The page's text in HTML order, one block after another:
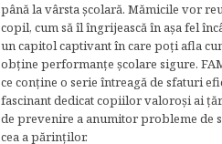
până la vârsta şcolară. Mămicile vor
copil, cum să îl îngrijească în aşa fel
un capitol captivant în care poţi afla
obţine performanţe şcolare sigure.
ce conţine o serie întreagă de sfaturi
fascinant dedicat copiilor valoroși ai
de prevenire a anumitor probleme de
cea a părinţilor.